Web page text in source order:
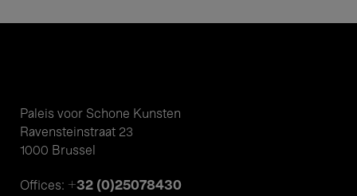
Paleis voor Schone Kunsten
Ravensteinstraat 23
1000 Brussel
Offices: +32 (0)25078430